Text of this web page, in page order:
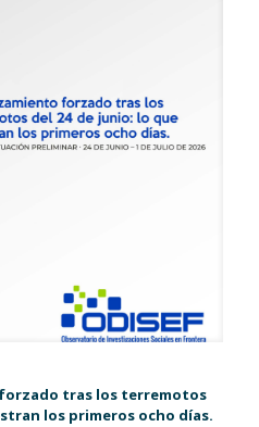
forzado tras los terremotos
los primeros ocho días.